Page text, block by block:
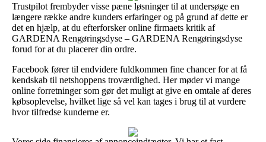
Trustpilot frembyder visse pæne løsninger til at undersøge en
længere række andre kunders erfaringer og på grund af dette er
det en hjælp, at du efterforsker online firmaets kritik af
GARDENA Rengøringsdyse – GARDENA Rengøringsdyse
forud for at du placerer din ordre.
Facebook fører til endvidere fuldkommen fine chancer for at få
kendskab til netshoppens troværdighed. Her møder vi mange
online forretninger som gør det muligt at give en omtale af deres
købsoplevelse, hvilket lige så vel kan tages i brug til at vurdere
hvor tilfredse kunderne er.